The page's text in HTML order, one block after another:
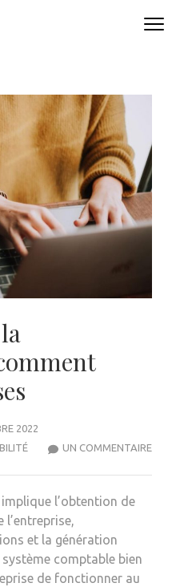
2022
UN COMMENTAIRESUR
l’obtention de
et la génération
comptable bien
de fonctionner au